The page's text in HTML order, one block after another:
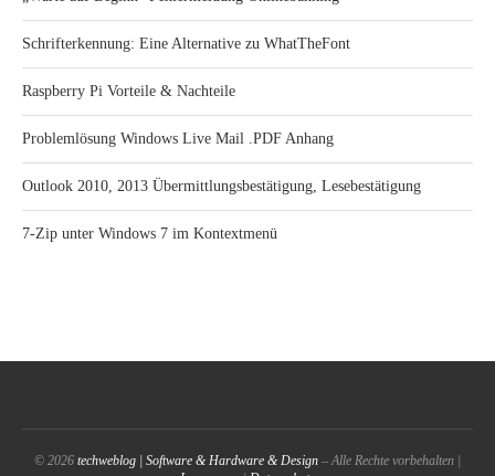
Schrifterkennung: Eine Alternative zu WhatTheFont
Raspberry Pi Vorteile & Nachteile
Problemlösung Windows Live Mail .PDF Anhang
Outlook 2010, 2013 Übermittlungsbestätigung, Lesebestätigung
7-Zip unter Windows 7 im Kontextmenü
© 2026 techweblog | Software & Hardware & Design – Alle Rechte vorbehalten |